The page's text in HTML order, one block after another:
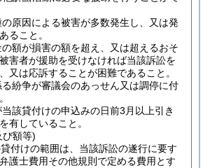
原因による被害が多数発生し、又は発
ること。
額が損害の額を超え、又は超えるおそ
害者が援助を受けなければ当該訴訟を
又は応訴することが困難であること。
紛争が審議会のあっせん又は調停に付
該貸付けの申込みの日前3月以上引き
有していること。
び額等)
付けの範囲は、当該訴訟の遂行に要す
護士費用その他規則で定める費用とす